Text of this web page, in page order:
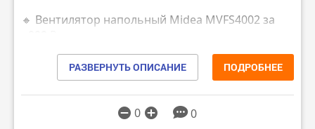
🔸 Вентилятор напольный Midea MVFS4002 за
М.Видео
Эльдорадо ПЕРЕЙТИ
🔸 Мини-печь Oursson MO0905/DC за- 1299 ₽
ПЕРЕЙТИ
РАЗВЕРНУТЬ ОПИСАНИЕ ПОДРОБНЕЕ
0 0